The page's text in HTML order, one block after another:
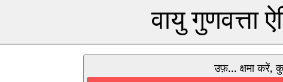
वायु गुणवत्ता
उफ़... क्षमा करें,